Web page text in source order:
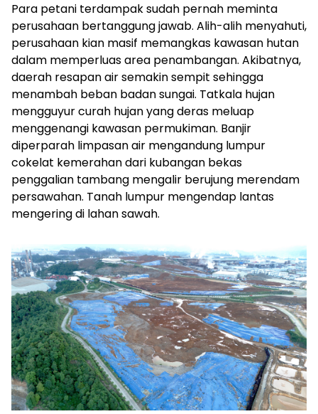
Para petani terdampak sudah pernah meminta
perusahaan bertanggung jawab. Alih-alih menyahuti,
perusahaan kian masif memangkas kawasan hutan
dalam memperluas area penambangan. Akibatnya,
daerah resapan air semakin sempit sehingga
menambah beban badan sungai. Tatkala hujan
mengguyur curah hujan yang deras meluap
menggenangi kawasan permukiman. Banjir
diperparah limpasan air mengandung lumpur
cokelat kemerahan dari kubangan bekas
penggalian tambang mengalir berujung merendam
persawahan. Tanah lumpur mengendap lantas
mengering di lahan sawah.